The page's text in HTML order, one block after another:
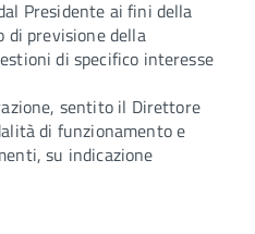
Presidente ai fini della
di previsione della
di specifico interesse
sentito il Direttore
di funzionamento e
su indicazione